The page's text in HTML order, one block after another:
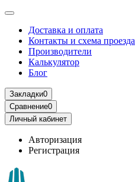
Доставка и оплата
Контакты и схема проезда
Производители
Калькулятор
Блог
Закладки0
Сравнение0
Личный кабинет
Авторизация
Регистрация